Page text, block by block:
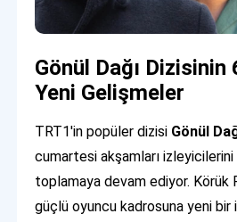
Gönül Dağı Dizisinin
Yeni Gelişmeler
TRT1'in popüler dizisi Gönül
cumartesi akşamları izleyicilerini
toplamaya devam ediyor. Körük
güçlü oyuncu kadrosuna yeni bir